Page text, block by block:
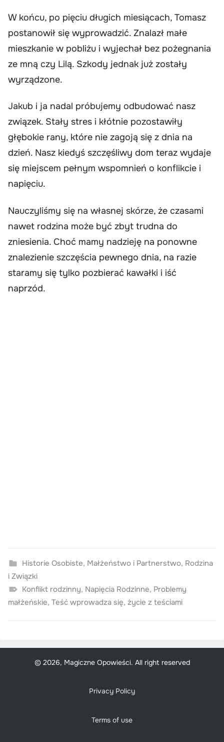
W końcu, po pięciu długich miesiącach, Tomasz
postanowił się wyprowadzić. Znalazł małe
mieszkanie w pobliżu i wyjechał bez pożegnania
ze mną czy Lilą. Szkody jednak już zostały
wyrządzone.
Jakub i ja nadal próbujemy odbudować nasz
związek. Stały stres i kłótnie pozostawiły
głębokie rany, które nie zagoją się z dnia na
dzień. Nasz kiedyś szczęśliwy dom teraz wydaje
się miejscem pełnym wspomnień o konflikcie i
napięciu.
Nauczyliśmy się na własnej skórze, że czasami
nawet rodzina może być zbyt trudna do
zniesienia. Choć mamy nadzieję na ponowne
znalezienie szczęścia pewnego dnia, na razie
staramy się tylko pozbierać kawałki i iść
naprzód.
Historie Osobiste, Małżeństwo i Partnerstwo, Rodzina
i Związki
Konflikt rodzinny, Napięcia Rodzinne, Problemy
małżeńskie, Teść wprowadza się, życie z teściami
© 2026, Magiczne Opowieści. All right reserved
Privacy Policy
Terms of use